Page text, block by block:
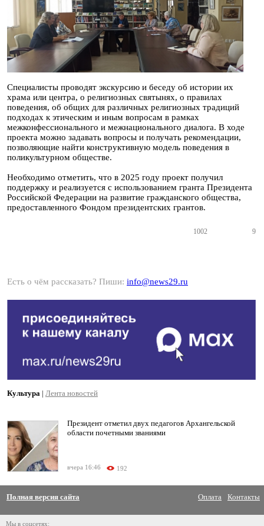
Специалисты проводят экскурсию и беседу об истории их
храма или центра, о религиозных святынях, о правилах
поведения, об общих для различных религиозных традиций
подходах к этическим и иным вопросам в рамках
межконфессионального и межнационального диалога. В ходе
проекта можно задавать вопросы и получать рекомендации,
позволяющие найти конструктивную модель поведения в
поликультурном обществе.
Необходимо отметить, что в 2025 году проект получил
поддержку и реализуется с использованием гранта Президента
Российской Федерации на развитие гражданского общества,
предоставленного Фондом президентских грантов.
1002 9
Есть о чём рассказать? Пиши: info@news29.ru
Культура | Лента новостей
Президент отметил двух педагогов Архангельской
области почетными званиями
вчера 16:46 192
Полная версия сайта Оплата Контакты
Мы в соцсетях: